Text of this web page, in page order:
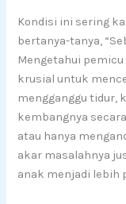
Kondisi ini sering
bertanya-tanya,
Mengetahui
krusial untuk
mengganggu tidur,
kembangnya
atau hanya
akar masalahnya
anak menjadi lebih